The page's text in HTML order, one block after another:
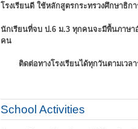
โรงเรียนดี ใช้หลักสูตรกระทรวงศึกษาธิก
นักเรียนที่จบ ป.6 ม.3 ทุกคนจะมีพื้นภาษา
คน
ติดต่อทางโรงเรียนได้ทุกวันตามเวล
School Activities